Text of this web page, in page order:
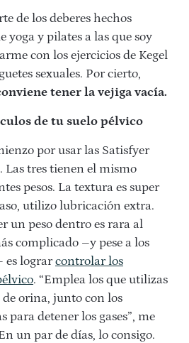
de los deberes hechos
yoga y pilates a las que soy
con los ejercicios de Kegel
sexuales. Por cierto,
tener la vejiga vacía.
de tu suelo pélvico
por usar las Satisfyer
tres tienen el mismo
pesos. La textura es super
utilizo lubricación extra.
un peso dentro es rara al
complicado –y pese a los
es lograrcontrolar los
. “Emplea los que utilizas
orina, junto con los
para detener los gases”, me
un par de días, lo consigo.